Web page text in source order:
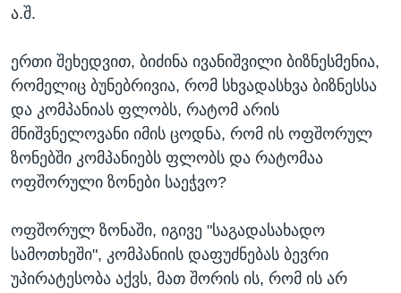
ა.შ.
ერთი შეხედვით, ბიძინა ივანიშვილი ბიზნესმენია,
რომელიც ბუნებრივია, რომ სხვადასხვა ბიზნესსა
და კომპანიას ფლობს, რატომ არის
მნიშვნელოვანი იმის ცოდნა, რომ ის ოფშორულ
ზონებში კომპანიებს ფლობს და რატომაა
ოფშორული ზონები საეჭვო?
ოფშორულ ზონაში, იგივე "საგადასახადო
სამოთხეში", კომპანიის დაფუძნებას ბევრი
უპირატესობა აქვს, მათ შორის ის, რომ ის არ